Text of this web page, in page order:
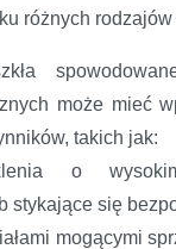
różnych rodzajów
może mieć
takich jak:
o wysokim
stykające się
mogącymi